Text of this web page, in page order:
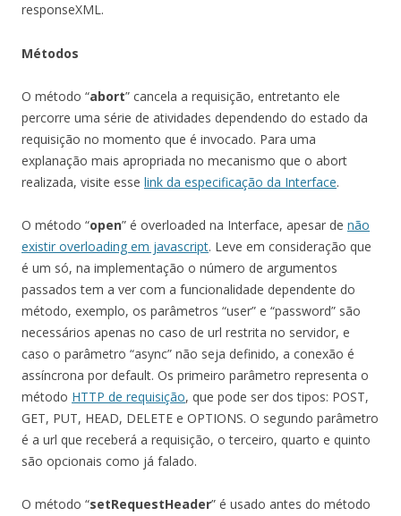
responseXML.
Métodos
O método “abort” cancela a requisição, entretanto ele
percorre uma série de atividades dependendo do estado da
requisição no momento que é invocado. Para uma
explanação mais apropriada no mecanismo que o abort
realizada, visite esse link da especificação da Interface.
O método “open” é overloaded na Interface, apesar de não
existir overloading em javascript. Leve em consideração que
é um só, na implementação o número de argumentos
passados tem a ver com a funcionalidade dependente do
método, exemplo, os parâmetros “user” e “password” são
necessários apenas no caso de url restrita no servidor, e
caso o parâmetro “async” não seja definido, a conexão é
assíncrona por default. Os primeiro parâmetro representa o
método HTTP de requisição, que pode ser dos tipos: POST,
GET, PUT, HEAD, DELETE e OPTIONS. O segundo parâmetro
é a url que receberá a requisição, o terceiro, quarto e quinto
são opcionais como já falado.
O método “setRequestHeader” é usado antes do método